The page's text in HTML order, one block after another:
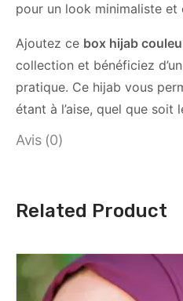
pour un look minimaliste et
Ajoutez ce box hijab
collection et bénéficiez
pratique. Ce hijab vous
étant à l’aise, quel que soit
Avis (0)
Related Product